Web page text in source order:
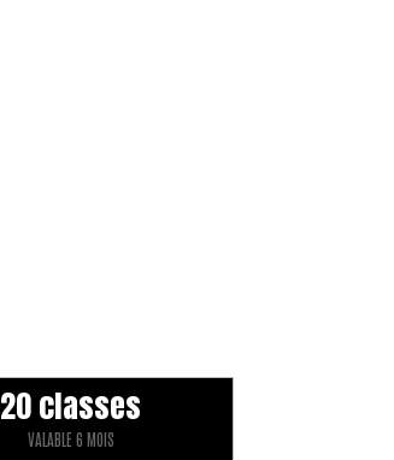
20 classes
VALABLE 6 MOIS